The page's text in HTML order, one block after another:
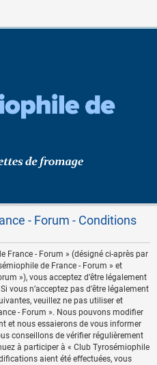
- Forum - Conditions
France - Forum » (désigné ci-après par
de France - Forum » et
»), vous acceptez d’être légalement
vous n’acceptez pas d’être légalement
veuillez ne pas utiliser et
- Forum ». Nous pouvons modifier
et nous essaierons de vous informer
conseillons de vérifier régulièrement
à participer à « Club Tyrosémiophile
aient été effectuées, vous